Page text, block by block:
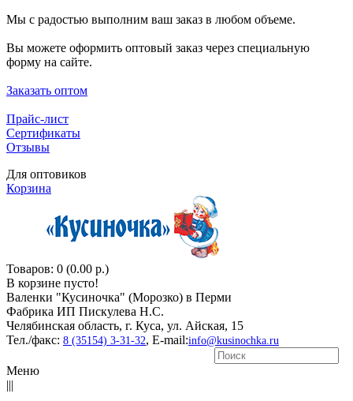
Мы с радостью выполним ваш заказ в любом объеме.
Вы можете оформить оптовый заказ через специальную
форму на сайте.
Заказать оптом
Прайс-лист
Сертификаты
Отзывы
Для оптовиков
Корзина
Товаров: 0 (0.00 р.)
В корзине пусто!
Валенки "Кусиночкa" (Морозко) в Перми
Фабрика ИП Пискулева Н.С.
Челябинская область, г. Куса, ул. Айская, 15
Тел./факс: 8 (35154) 3-31-32, E-mail:info@kusinochka.ru
Меню
|||